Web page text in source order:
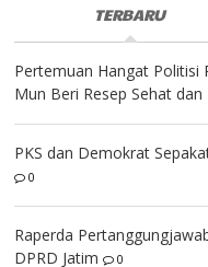
TERBARU
Pertemuan Hangat Politisi
Mun Beri Resep Sehat
PKS dan Demokrat
0
Raperda
DPRD Jatim
0